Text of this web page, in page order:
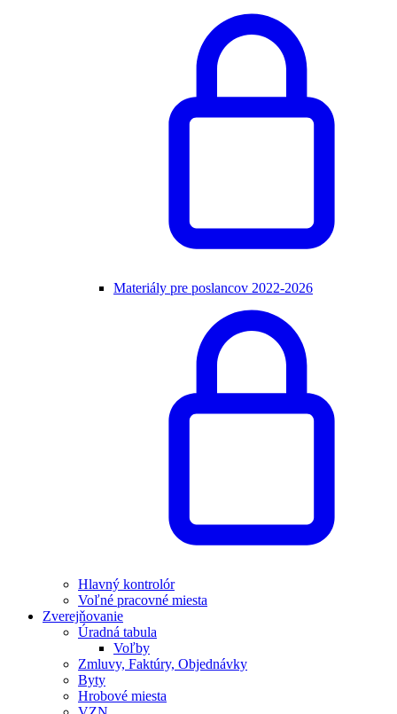
Materiály pre poslancov 2022-2026
Hlavný kontrolór
Voľné pracovné miesta
Zverejňovanie
Úradná tabula
Voľby
Zmluvy, Faktúry, Objednávky
Byty
Hrobové miesta